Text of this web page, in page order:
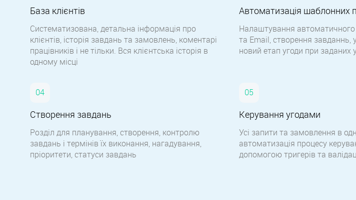
База клієнтів
Систематизована, детальна інформація про
клієнтів, історія завдань та замовлень, коментарі
працівників і не тільки. Вся клієнтська історія в
одному місці
Автоматизація шаблонних
Налаштування автоматичного
та Email, створення завданнь,
новий етап угоди при заданих
Створення завдань
Розділ для планування, створення, контролю
завдань і термінів їх виконання, нагадування,
пріоритети, статуси завдань
Керування угодами
Усі запити та замовлення в
автоматизація процесу
допомогою тригерів та